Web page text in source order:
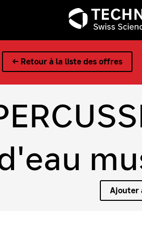
← Retour à la liste des offres
Ajouter